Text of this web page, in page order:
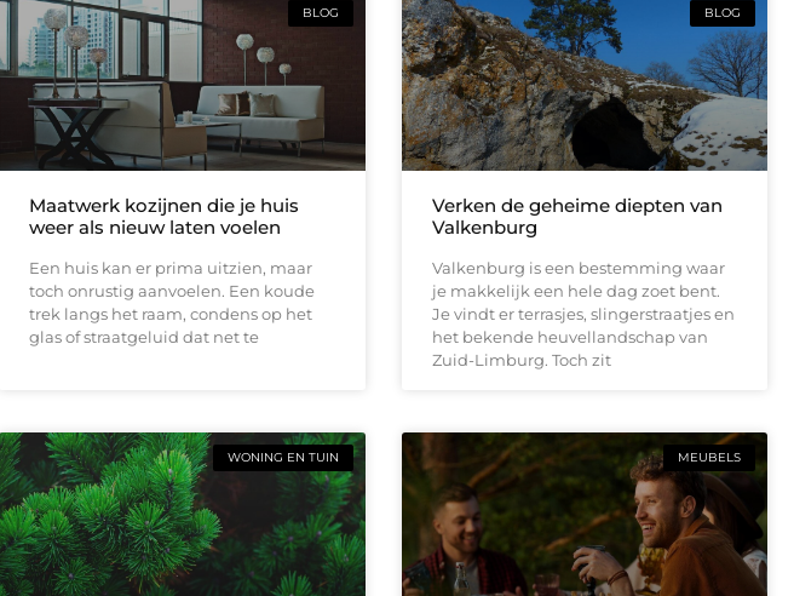
BLOG
Maatwerk kozijnen die je huis
weer als nieuw laten voelen
Een huis kan er prima uitzien, maar
toch onrustig aanvoelen. Een koude
trek langs het raam, condens op het
glas of straatgeluid dat net te
BLOG
Verken de geheime diepten van
Valkenburg
Valkenburg is een bestemming waar
je makkelijk een hele dag zoet bent.
Je vindt er terrasjes, slingerstraatjes en
het bekende heuvellandschap van
Zuid-Limburg. Toch zit
WONING EN TUIN MEUBELS